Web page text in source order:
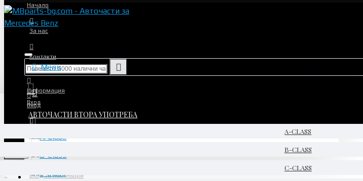
Начало
За нас
Контакти
Информация
Вход за партньори
Вход
Menu
АВТОЧАСТИ ВТОРА УПОТРЕБА
A-CLASS
B-CLASS
C-CLASS
Вход